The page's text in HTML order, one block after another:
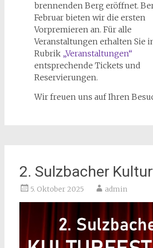
brennenden Berg eröffnet.
Februar bieten wir die ersten
Vorpremieren an. Für alle
Veranstaltungen erhalten Sie
Rubrik „Veranstaltungen“
entsprechende Tickets und
Reservierungen.
Wir freuen uns auf Ihren
2. Sulzbacher
5. Oktober 2025 admin